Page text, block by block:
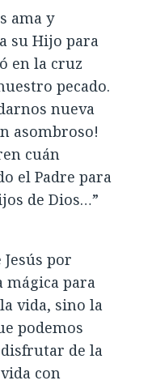
ama y
su Hijo para
en la cruz
pecado.
nueva
asombroso!
cuán
el Padre para
de Dios…”
por
mágica para
vida, sino la
podemos
de la
con